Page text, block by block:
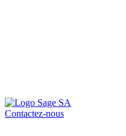
Contactez-nous